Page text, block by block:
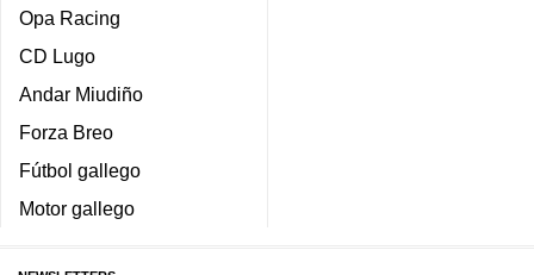
Opa Racing
CD Lugo
Andar Miudiño
Forza Breo
Fútbol gallego
Motor gallego